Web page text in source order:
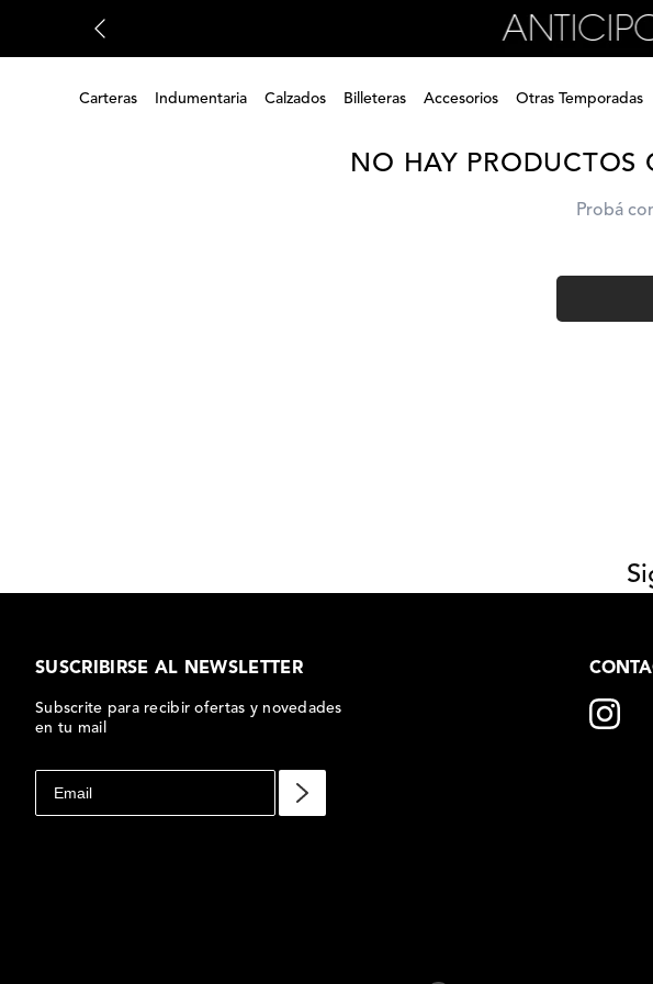
Carteras Indumentaria Calzados Billeteras Accesorios Otras Temporadas
NO HAY PRODUCTOS
Probá
SUSCRIBIRSE AL NEWSLETTER
Subscrite para recibir ofertas y novedades
en tu mail